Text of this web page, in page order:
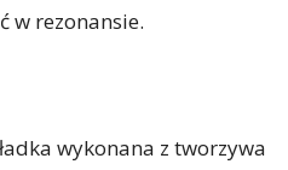
w rezonansie.
wykonana z tworzywa